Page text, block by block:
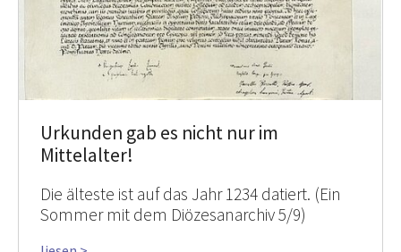
Urkunden gab es nicht nur im
Mittelalter!
Die älteste ist auf das Jahr 1234 datiert. (Ein
Sommer mit dem Diözesanarchiv 5/9)